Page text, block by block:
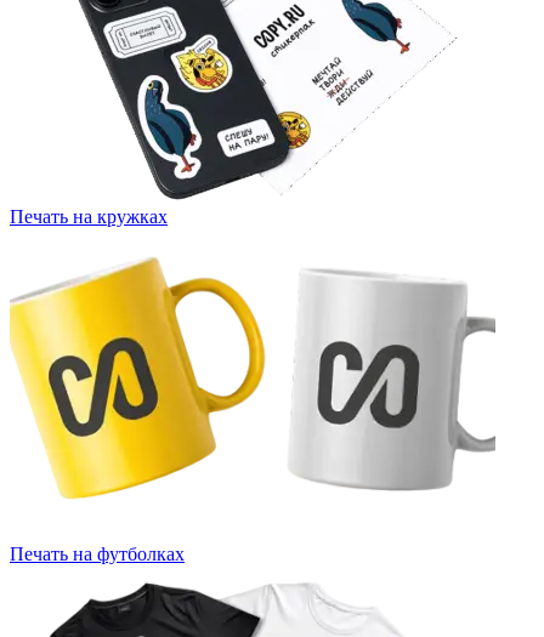
Печать на кружках
Печать на футболках